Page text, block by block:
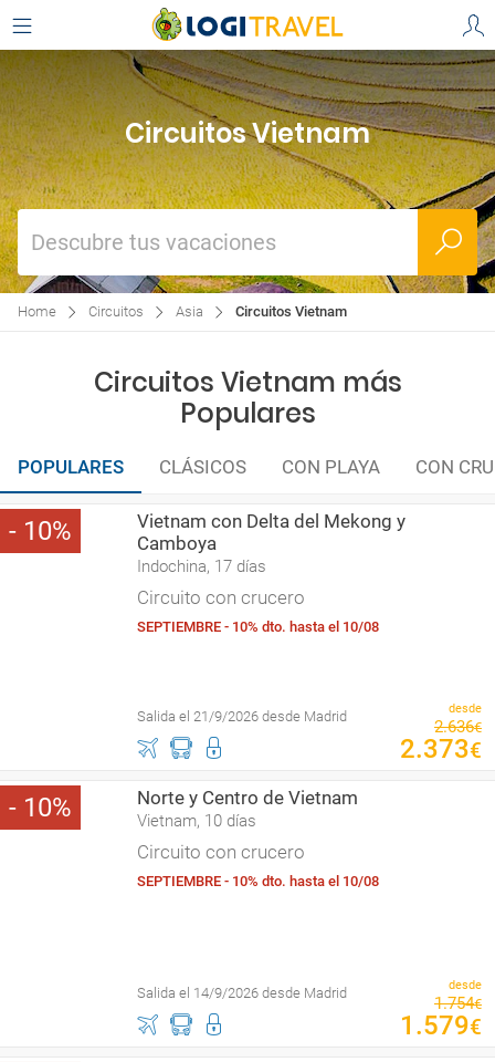
Circuitos Vietnam
Descubre tus vacaciones
Home Circuitos Asia Circuitos Vietnam
Circuitos Vietnam más
Populares
POPULARES CLÁSICOS CON PLAYA CON
10
Vietnam con Delta del Mekong y
Camboya
Indochina, 17 días
Circuito con crucero
SEPTIEMBRE - 10% dto. hasta el 10/08
Salida el 21/9/2026 desde Madrid desde
2.636€
2.373€
10 Norte y Centro de Vietnam
Vietnam, 10 días
Circuito con crucero
SEPTIEMBRE - 10% dto. hasta el 10/08
Salida el 14/9/2026 desde Madrid desde
1.754€
1 .579€